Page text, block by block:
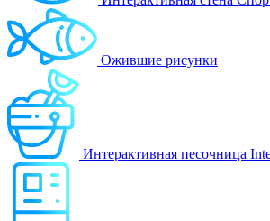
Ожившие рисунки
Интерактивная песочница